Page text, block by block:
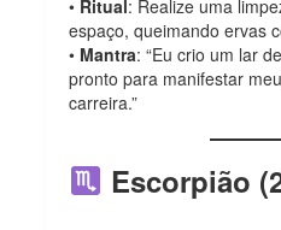
• Ritual : Realize uma
espaço, queimando ervas
• Mantra: “Eu crio um lar
pronto para manifestar
carreira.”
Escorpião